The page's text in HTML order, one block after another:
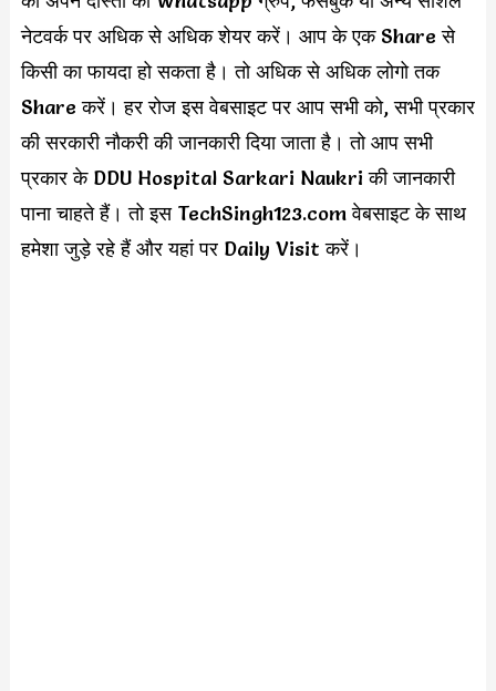
नेटवर्क पर अधिक से अधिक शेयर करें। आप के एक Share से
किसी का फायदा हो सकता है। तो अधिक से अधिक लोगो तक
Share करें। हर रोज इस वेबसाइट पर आप सभी को, सभी प्रकार
की सरकारी नौकरी की जानकारी दिया जाता है। तो आप सभी
प्रकार के DDU Hospital Sarkari Naukri की जानकारी
पाना चाहते हैं। तो इस TechSingh123.com वेबसाइट के साथ
हमेशा जुड़े रहे हैं और यहां पर Daily Visit करें।